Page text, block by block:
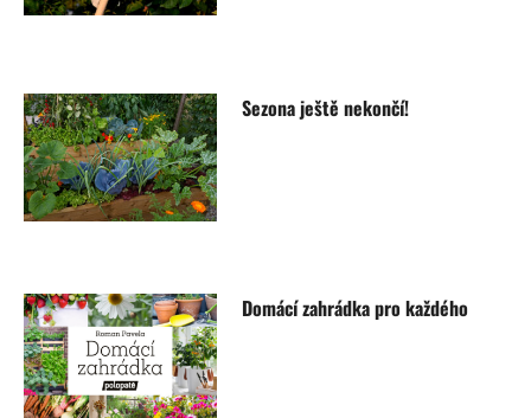
Sezona ještě nekončí!
Domácí zahrádka pro každého